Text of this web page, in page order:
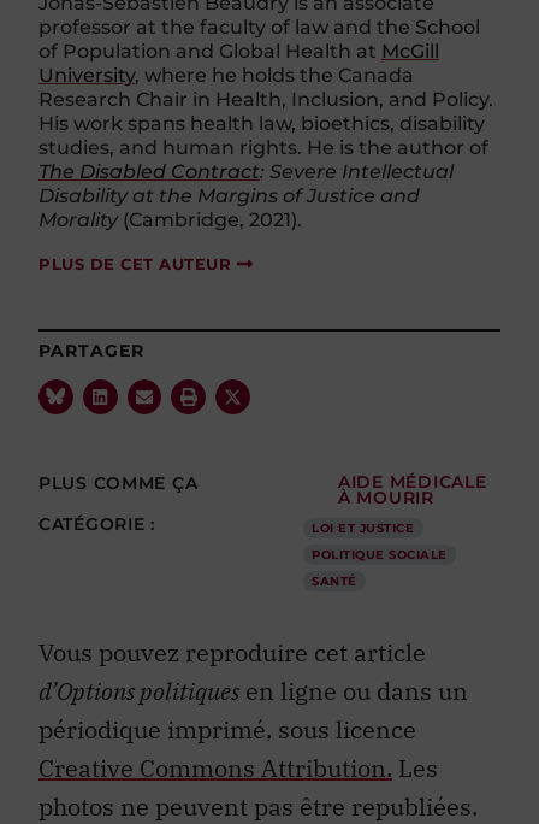
professor at the faculty of law and the School
of Population and Global Health at McGill
University, where he holds the Canada
Research Chair in Health, Inclusion, and Policy.
His work spans health law, bioethics, disability
studies, and human rights. He is the author of
The Disabled Contract: Severe Intellectual
Disability at the Margins of Justice and
Morality (Cambridge, 2021).
PLUS DE CET AUTEUR
PARTAGER
PLUS COMME ÇA
AIDE MÉDICALE
À MOURIR
CATÉGORIE :
LOI ET JUSTICE
POLITIQUE SOCIALE
SANTÉ
Vous pouvez reproduire cet article
d’Options politiques en ligne ou dans un
périodique imprimé, sous licence
Creative Commons Attribution. Les
photos ne peuvent pas être republiées.